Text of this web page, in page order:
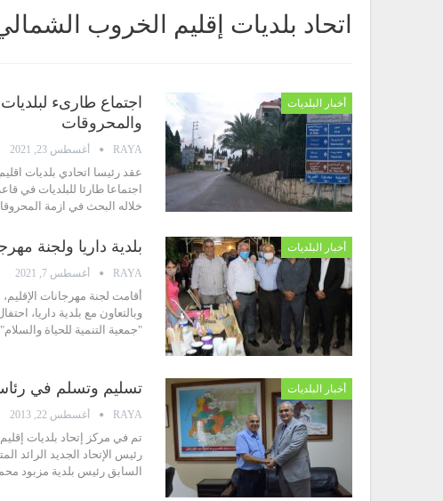
اتحاد بلديات إقليم الخروب
أخبار البلديات
اجتماع طارىء
والمحروقات
RAYA أغسطس 23, 2021
عقد رئيسا اتحادي بلديات
اجتماعا طارئا للبلديات في
خلاله البحث في ازمة
أخبار البلديات بلدية داريا ولجنة
RAYA أغسطس 7, 2021
أقامت لجنة مهرجانات
وبالتعاون مع بلدية داريا،
"جمعية التنمية للحياة
أخبار البلديات تسليم وتسلم في
RAYA أغسطس 22, 2013
تم في مركز إتحاد بلديات
رئيس الإتحاد الجديد الرائد
السابق رئيس بلدية مزبود